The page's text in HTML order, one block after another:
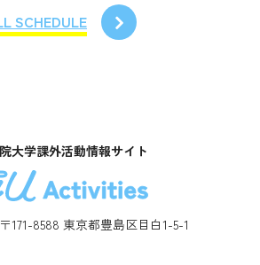
SCHEDULE
大学課外活動情報サイト
171-8588 東京都豊島区目白1-5-1